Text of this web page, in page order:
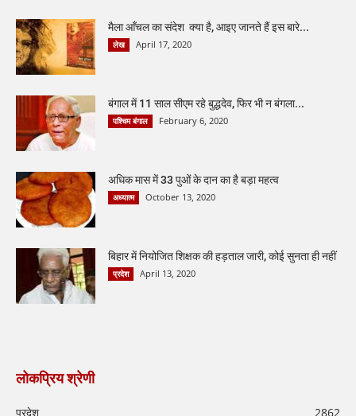
मैला आँचल का संदेश क्या है, आइए जानते हैं इस बारे...
लेख April 17, 2020
बंगाल में 11 साल सीएम रहे बुद्धदेव, फिर भी न बंगला...
पश्चिम बंगाल February 6, 2020
अधिक मास में 33 पुओं के दान का है बड़ा महत्व
अध्यात्म October 13, 2020
बिहार में नियोजित शिक्षक की हड़ताल जारी, कोई सुनता ही नहीं
प्रदेश April 13, 2020
लोकप्रिय श्रेणी
प्रदेश
2862